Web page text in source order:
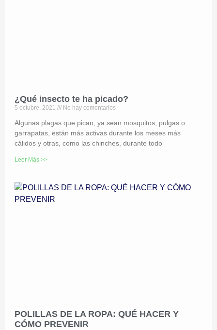
¿Qué insecto te ha picado?
5 octubre, 2021 No hay comentarios
Algunas plagas que pican, ya sean mosquitos, pulgas o
garrapatas, están más activas durante los meses más
cálidos y otras, como las chinches, durante todo
Leer Más >>
POLILLAS DE LA ROPA: QUÉ HACER Y
CÓMO PREVENIR